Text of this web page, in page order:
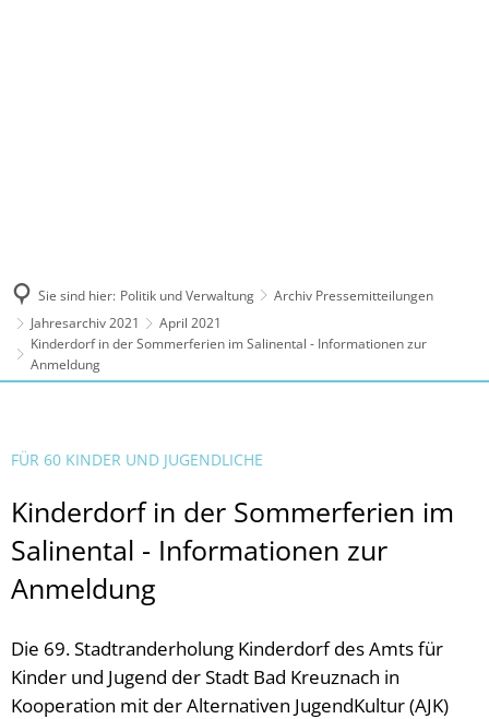
Sie sind hier: Politik und Verwaltung
Archiv Pressemitteilungen
Jahresarchiv 2021
April 2021
Kinderdorf in der Sommerferien im Salinental - Informationen zur
Anmeldung
FÜR 60 KINDER UND JUGENDLICHE
Kinderdorf in der Sommerferien im
Salinental - Informationen zur
Anmeldung
Die 69. Stadtranderholung Kinderdorf des Amts für
Kinder und Jugend der Stadt Bad Kreuznach in
Kooperation mit der Alternativen JugendKultur (AJK)